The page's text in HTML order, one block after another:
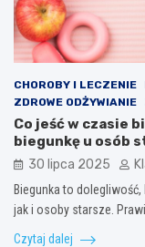
CHOROBY I LECZENIE
ZDROWE ODŻYWIANIE
Co jeść w czasie
biegunkę u osób
30 lipca 2025
Biegunka to
jak i osoby starsze.
Czytaj dalej